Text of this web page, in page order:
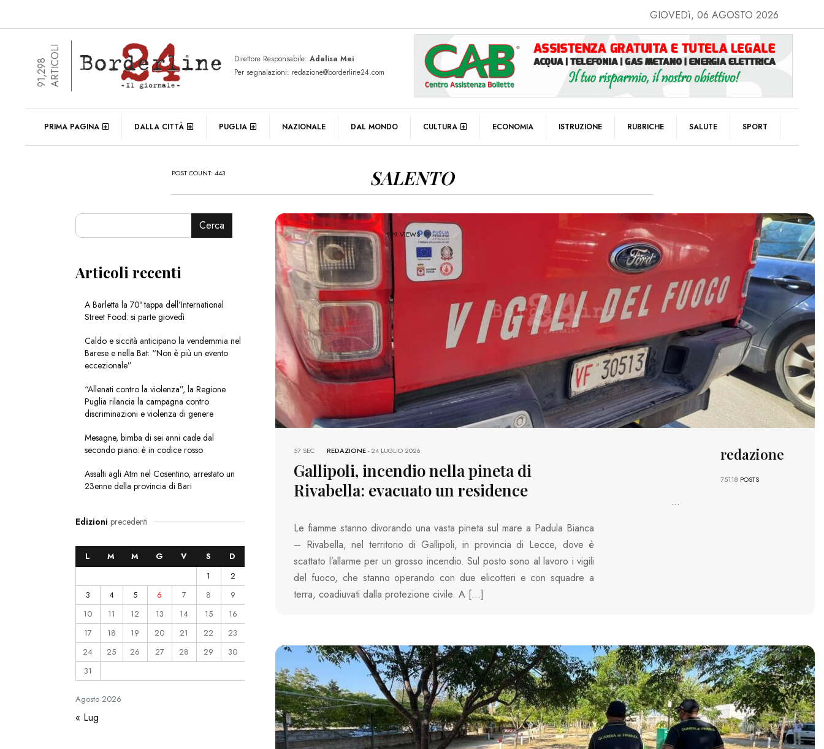
GIOVEDì, 06 AGOSTO 2026
91,298ARTICOLI Direttore Responsabile: Adalisa Mei
Per segnalazioni: redazione@borderline24.com
PRIMA PAGINA DALLA CITTÀ PUGLIA NAZIONALE DAL MONDO CULTURA ECONOMIA ISTRUZIONE RUBRICHE SALUTE SPORT
POST COUNT: 443 SALENTO
999 VIEWS
REDAZIONE-24 LUGLIO 2026
57 SEC
Gallipoli, incendio nella pineta di
Rivabella: evacuato un residence
Le fiamme stanno divorando una vasta pineta sul mare a Padula Bianca
– Rivabella, nel territorio di Gallipoli, in provincia di Lecce, dove è
scattato l’allarme per un grosso incendio. Sul posto sono al lavoro i vigili
del fuoco, che stanno operando con due elicotteri e con squadre a
terra, coadiuvati dalla protezione civile. A […]
redazione
75118 POSTS
...
617 VIEWS
Cerca
Articoli recenti
A Barletta la 70ª tappa dell’International
Street Food: si parte giovedì
Caldo e siccità anticipano la vendemmia nel
Barese e nella Bat: “Non è più un evento
eccezionale”
“Allenati contro la violenza”, la Regione
Puglia rilancia la campagna contro
discriminazioni e violenza di genere
Mesagne, bimba di sei anni cade dal
secondo piano: è in codice rosso
Assalti agli Atm nel Cosentino, arrestato un
23enne della provincia di Bari
Edizioni precedenti
Agosto2026
L M M G V S
D
1
2
3
4 5 6 7 8
9
10
11 12 13 14 15
16
17
18 19 20 21 22
23
24
25 26 27 28 29
30
31
« Lug